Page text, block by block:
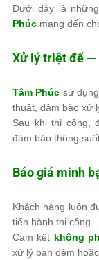
Dưới đây là
Phúc mang đến
Xử lý triệt để —
Tâm Phúc sử
thuật, đảm bảo xử
Sau khi thi công,
đảm bảo thông
Báo giá minh
Khách hàng luôn
tiến hành thi công.
Cam kết không
xử lý ban đêm hoặc